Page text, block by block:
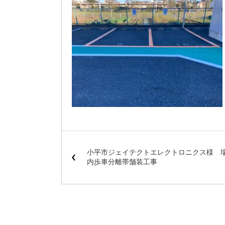
小平市ジェイテクトエレクトロニクス様
内歩車分離帯舗装工事